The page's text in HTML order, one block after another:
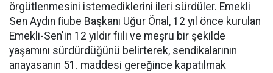
örgütlenmesini istemediklerini ileri sürdüler. Emekli
Sen Aydın ﬁube Başkanı Uğur Önal, 12 yıl önce kurulan
Emekli-Sen'in 12 yıldır fiili ve meşru bir şekilde
yaşamını sürdürdüğünü belirterek, sendikalarının
anayasanın 51. maddesi gereğince kapatılmak